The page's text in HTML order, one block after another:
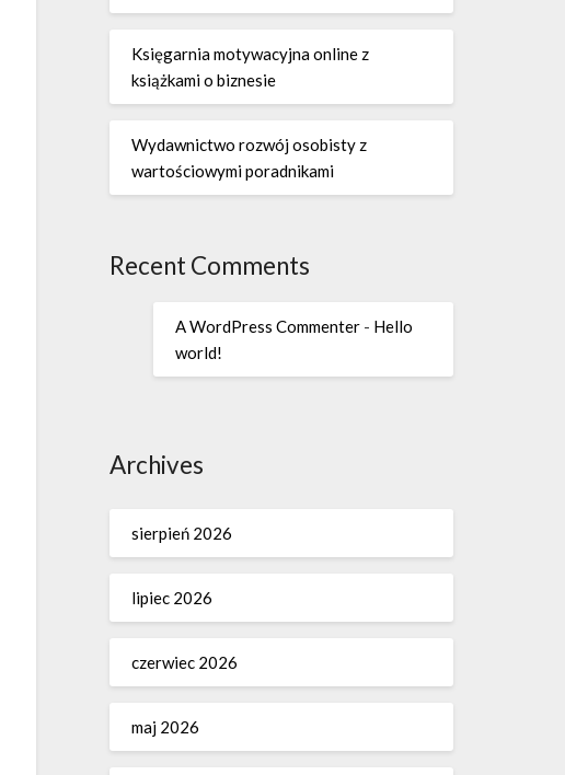
Księgarnia motywacyjna online z
książkami o biznesie
Wydawnictwo rozwój osobisty z
wartościowymi poradnikami
Recent Comments
A WordPress Commenter- Hello
world!
Archives
sierpień 2026
lipiec 2026
czerwiec 2026
maj 2026